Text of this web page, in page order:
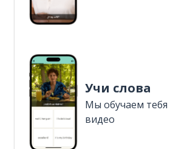
Учи слова
Мы обучаем тебя
видео